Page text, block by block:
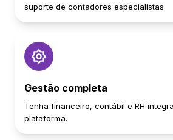
suporte de contadores especialistas.
Gestão completa
Tenha financeiro, contábil e RH
plataforma.